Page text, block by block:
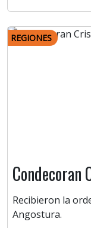
REGIONES
Condecoran
Recibieron la
Angostura.